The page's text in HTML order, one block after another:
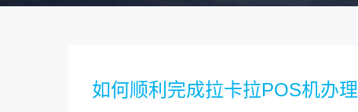
如何顺利完成拉卡拉POS机办理